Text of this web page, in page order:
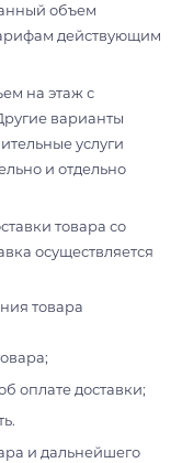
объем
действующим
на этаж с
варианты
услуги
и отдельно
товара со
осуществляется
товара
оплате доставки;
и дальнейшего